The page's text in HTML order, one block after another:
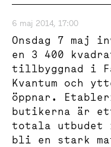
6 maj 2014, 17:00
Onsdag 7 maj
en 3 400
tillbyggnad i
Kvantum och
öppnar.
butikerna är
totala utbudet
bli en stark